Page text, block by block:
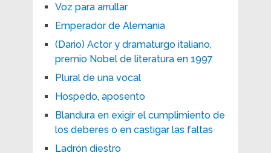
Voz para arrullar
Emperador de Alemania
(Dario) Actor y dramaturgo italiano,
premio Nobel de literatura en 1997
Plural de una vocal
Hospedo, aposento
Blandura en exigir el cumplimiento de
los deberes o en castigar las faltas
Ladrón diestro